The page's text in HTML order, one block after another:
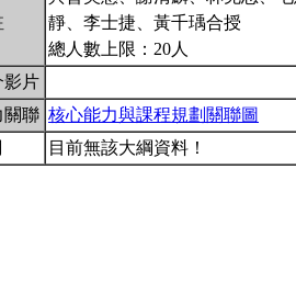
靜、李士捷、黃千瑀合授
總人數上限：20人
影片
關聯 核心能力與課程規劃關聯圖
目前無該大綱資料！